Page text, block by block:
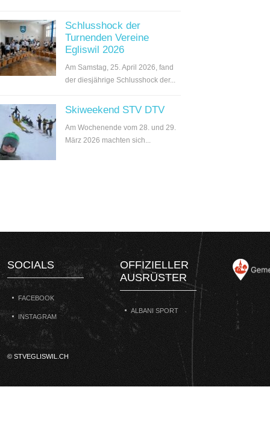
Schlusshock der
Turnenden Vereine
Egliswil 2026
Am Samstag, 25. April 2026, fand
der diesjährige Schlusshock der...
Skiweekend STV DTV
Am Wochenende vom 28. und 29.
März 2026 machten sich...
SOCIALS
FACEBOOK
INSTAGRAM
OFFIZIELLER
AUSRÜSTER
ALBANI SPORT
© STVEGLISWIL.CH